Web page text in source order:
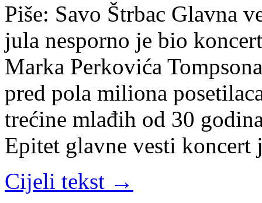
Piše: Savo Štrbac Glavna
jula nesporno je bio
Marka Perkovića
pred pola miliona
trećine mlađih od 30
Epitet glavne vesti
Cijeli tekst →